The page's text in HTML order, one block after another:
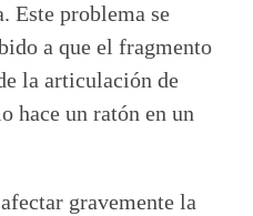
Este problema se
a que el fragmento
la articulación de
hace un ratón en un
gravemente la